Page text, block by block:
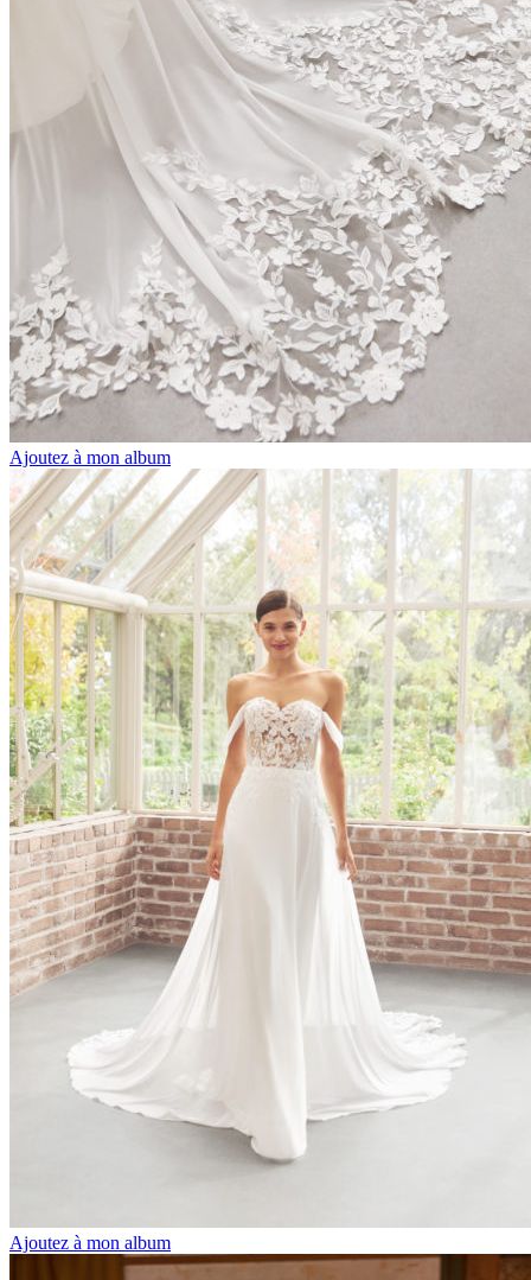
Ajoutez à mon album
Ajoutez à mon album